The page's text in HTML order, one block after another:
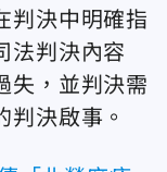
判決中明確指
法判決內容
失，並判決需
判決啟事。